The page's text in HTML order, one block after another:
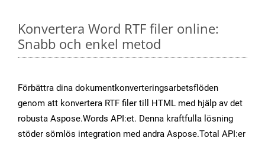
Konvertera Word RTF filer online:
Snabb och enkel metod
Förbättra dina dokumentkonverteringsarbetsflöden
genom att konvertera RTF filer till HTML med hjälp av det
robusta Aspose.Words API:et. Denna kraftfulla lösning
stöder sömlös integration med andra Aspose.Total API:er